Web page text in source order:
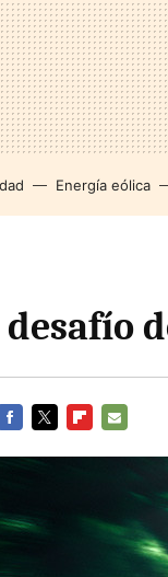
Energía eólica
desafío